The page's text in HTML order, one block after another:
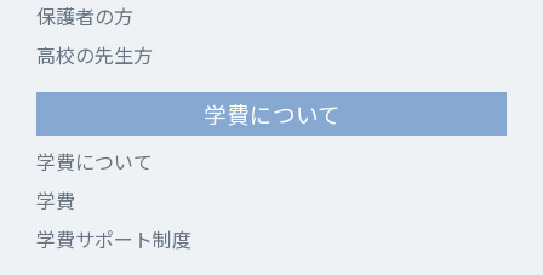
保護者の方
高校の先生方
学費について
学費について
学費
学費サポート制度